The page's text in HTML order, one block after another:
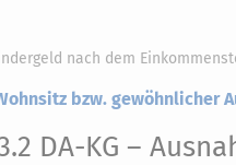
nach dem
bzw. gewöhnlicher
DA-KG –